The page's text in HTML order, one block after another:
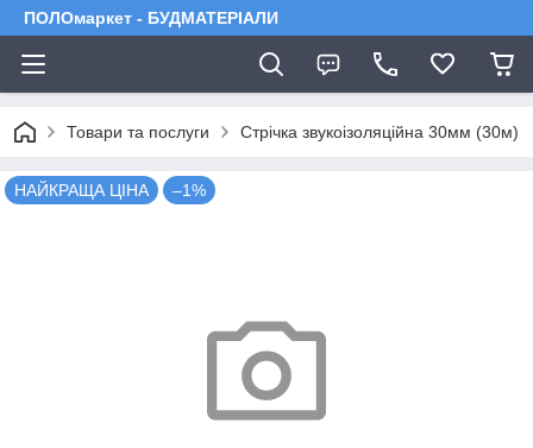
ПОЛОмаркет - БУДМАТЕРІАЛИ
Товари та послуги Стрічка звукоізоляційна 30мм (30м)
НАЙКРАЩА ЦІНА –1%